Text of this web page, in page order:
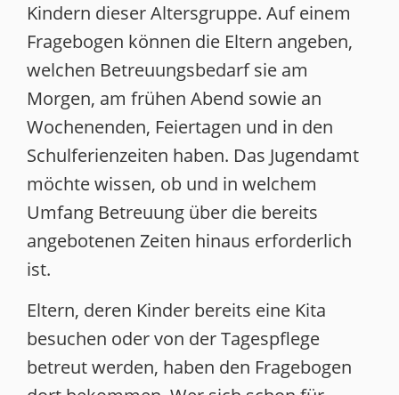
Kindern dieser Altersgruppe. Auf einem
Fragebogen können die Eltern angeben,
welchen Betreuungsbedarf sie am
Morgen, am frühen Abend sowie an
Wochenenden, Feiertagen und in den
Schulferienzeiten haben. Das Jugendamt
möchte wissen, ob und in welchem
Umfang Betreuung über die bereits
angebotenen Zeiten hinaus erforderlich
ist.
Eltern, deren Kinder bereits eine Kita
besuchen oder von der Tagespflege
betreut werden, haben den Fragebogen